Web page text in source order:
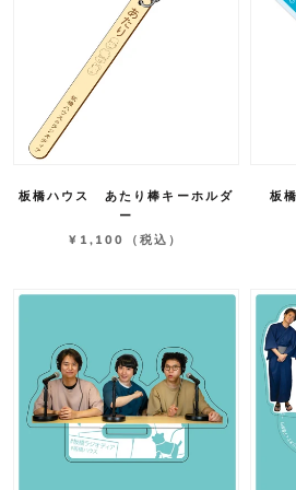
板橋ハウス あたり棒キーホルダ
ー
¥1,100
（税込）
板